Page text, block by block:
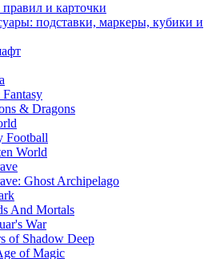
и карточки
подставки, маркеры, кубики и
& Dragons
Football
World
Ghost Archipelago
And Mortals
War
of Shadow Deep
of Magic